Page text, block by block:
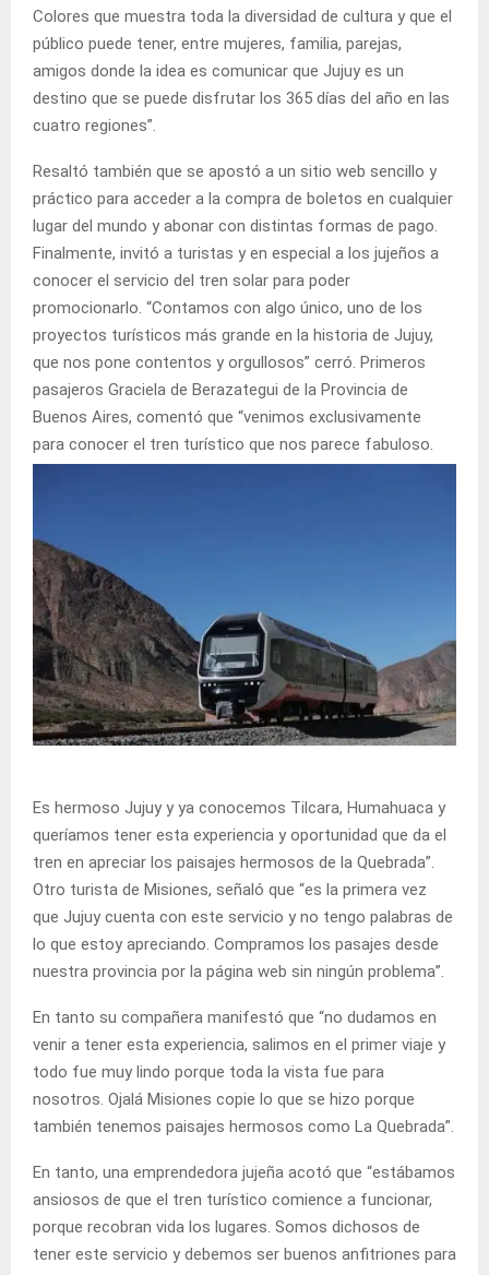
Colores que muestra toda la diversidad de cultura y que el
público puede tener, entre mujeres, familia, parejas,
amigos donde la idea es comunicar que Jujuy es un
destino que se puede disfrutar los 365 días del año en las
cuatro regiones”.
Resaltó también que se apostó a un sitio web sencillo y
práctico para acceder a la compra de boletos en cualquier
lugar del mundo y abonar con distintas formas de pago.
Finalmente, invitó a turistas y en especial a los jujeños a
conocer el servicio del tren solar para poder
promocionarlo. “Contamos con algo único, uno de los
proyectos turísticos más grande en la historia de Jujuy,
que nos pone contentos y orgullosos” cerró. Primeros
pasajeros Graciela de Berazategui de la Provincia de
Buenos Aires, comentó que “venimos exclusivamente
para conocer el tren turístico que nos parece fabuloso.
Es hermoso Jujuy y ya conocemos Tilcara, Humahuaca y
queríamos tener esta experiencia y oportunidad que da el
tren en apreciar los paisajes hermosos de la Quebrada”.
Otro turista de Misiones, señaló que “es la primera vez
que Jujuy cuenta con este servicio y no tengo palabras de
lo que estoy apreciando. Compramos los pasajes desde
nuestra provincia por la página web sin ningún problema”.
En tanto su compañera manifestó que “no dudamos en
venir a tener esta experiencia, salimos en el primer viaje y
todo fue muy lindo porque toda la vista fue para
nosotros. Ojalá Misiones copie lo que se hizo porque
también tenemos paisajes hermosos como La Quebrada”.
En tanto, una emprendedora jujeña acotó que “estábamos
ansiosos de que el tren turístico comience a funcionar,
porque recobran vida los lugares. Somos dichosos de
tener este servicio y debemos ser buenos anfitriones para